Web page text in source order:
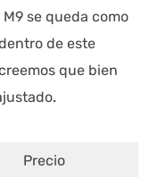
se queda como
de este
que bien
.
Precio